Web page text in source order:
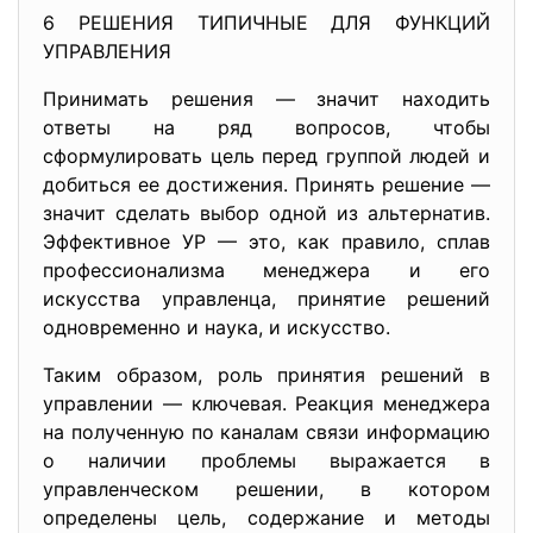
6 РЕШЕНИЯ ТИПИЧНЫЕ ДЛЯ ФУНКЦИЙ
УПРАВЛЕНИЯ
Принимать решения — значит находить
ответы на ряд вопросов, чтобы
сформулировать цель перед группой людей и
добиться ее достижения. Принять решение —
значит сделать выбор одной из альтернатив.
Эффективное УР — это, как правило, сплав
профессионализма менеджера и его
искусства управленца, принятие решений
одновременно и наука, и искусство.
Таким образом, роль принятия решений в
управлении — ключевая. Реакция менеджера
на полученную по каналам связи информацию
о наличии проблемы выражается в
управленческом решении, в котором
определены цель, содержание и методы